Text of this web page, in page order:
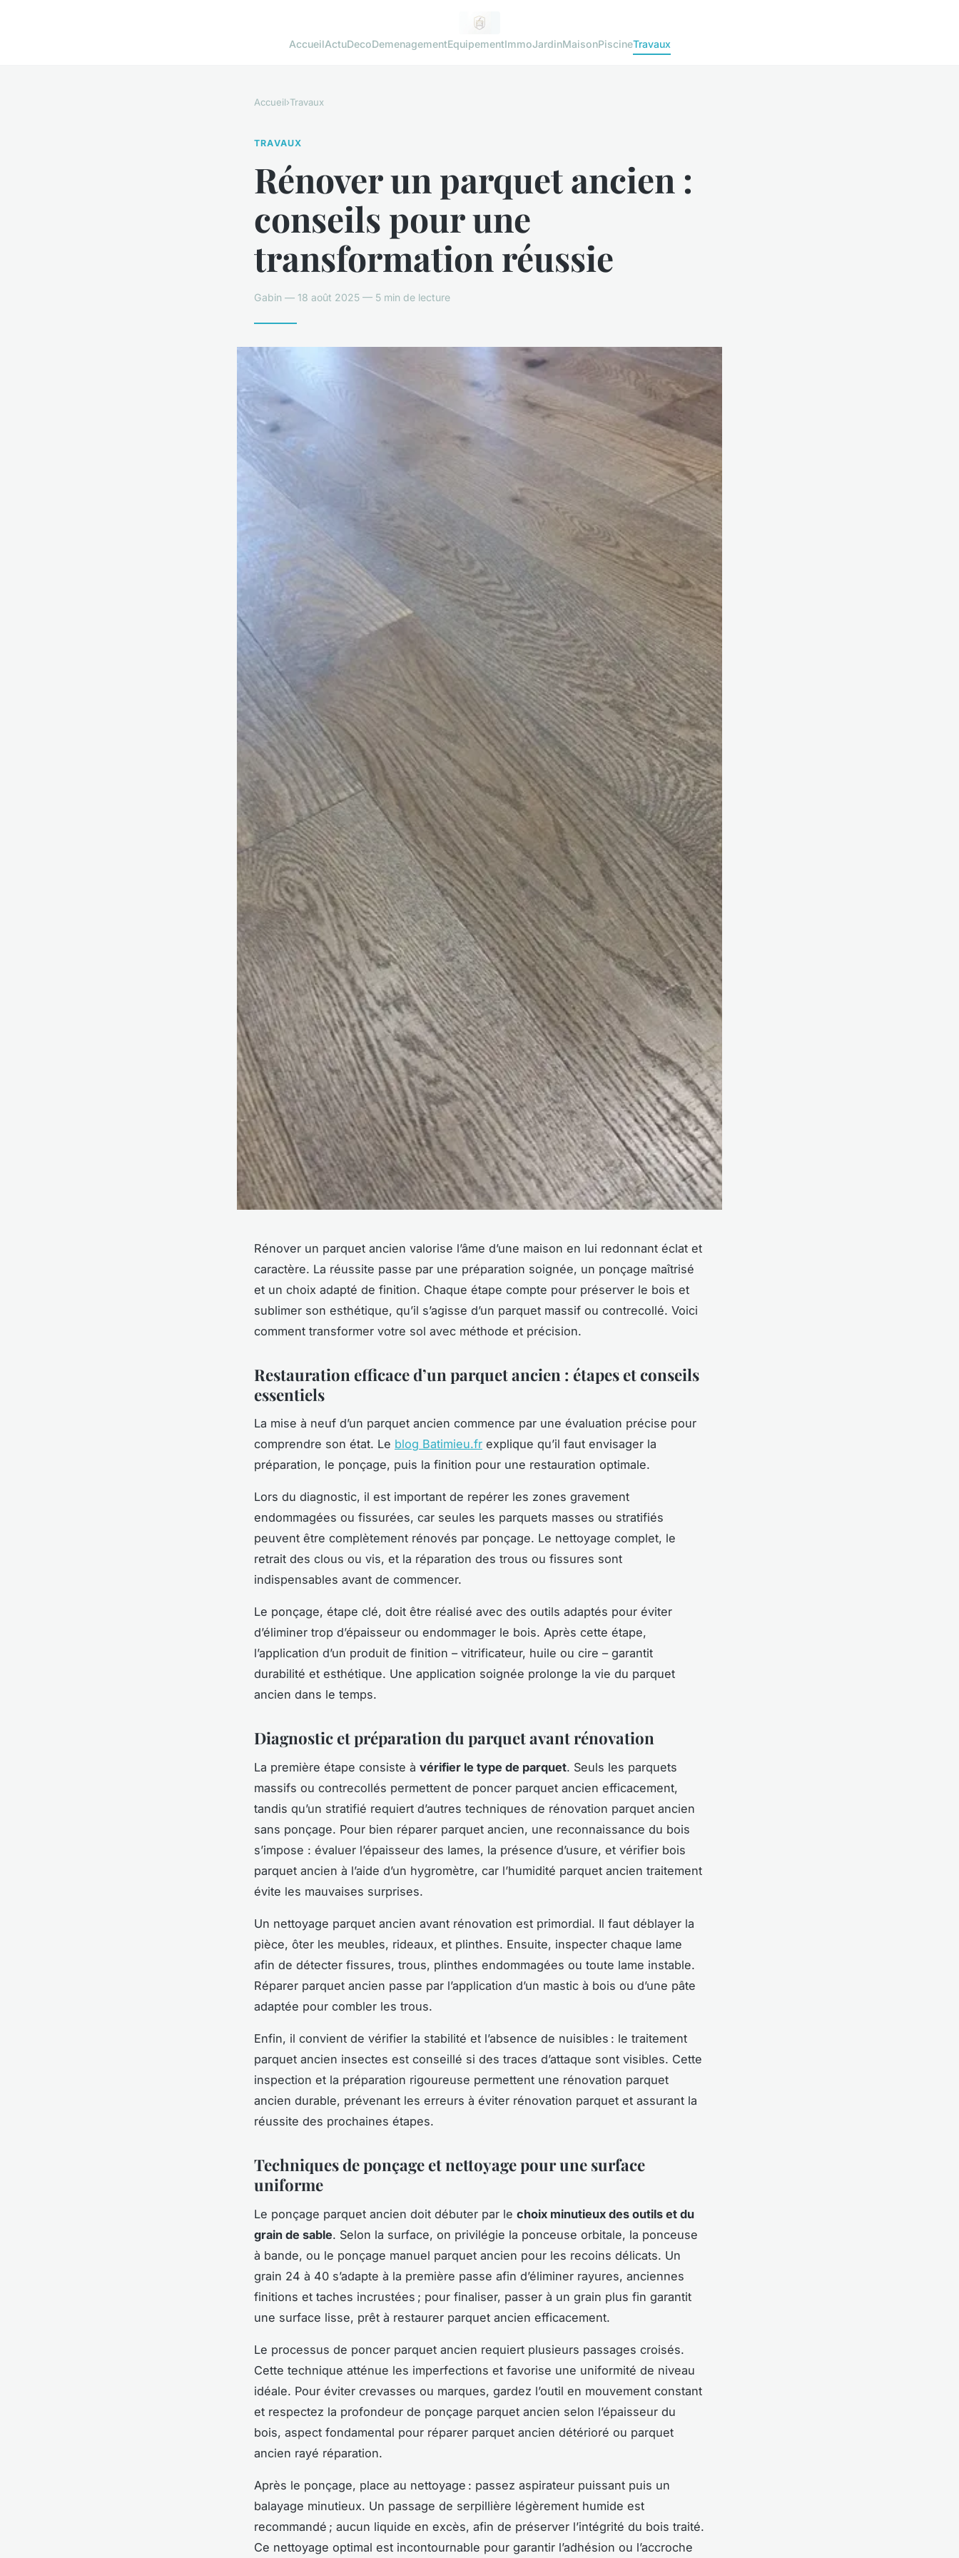
AccueilActuDecoDemenagementEquipementImmoJardinMaisonPiscineTravaux
Accueil›Travaux
TRAVAUX
Rénover un parquet ancien :
conseils pour une
transformation réussie
Gabin — 18 août 2025 — 5 min de lecture
Rénover un parquet ancien valorise l’âme d’une maison en lui redonnant éclat et
caractère. La réussite passe par une préparation soignée, un ponçage maîtrisé
et un choix adapté de finition. Chaque étape compte pour préserver le bois et
sublimer son esthétique, qu’il s’agisse d’un parquet massif ou contrecollé. Voici
comment transformer votre sol avec méthode et précision.
Restauration efficace d’un parquet ancien : étapes et conseils
essentiels
La mise à neuf d’un parquet ancien commence par une évaluation précise pour
comprendre son état. Le blog Batimieu.fr explique qu’il faut envisager la
préparation, le ponçage, puis la finition pour une restauration optimale.
Lors du diagnostic, il est important de repérer les zones gravement
endommagées ou fissurées, car seules les parquets masses ou stratifiés
peuvent être complètement rénovés par ponçage. Le nettoyage complet, le
retrait des clous ou vis, et la réparation des trous ou fissures sont
indispensables avant de commencer.
Le ponçage, étape clé, doit être réalisé avec des outils adaptés pour éviter
d’éliminer trop d’épaisseur ou endommager le bois. Après cette étape,
l’application d’un produit de finition – vitrificateur, huile ou cire – garantit
durabilité et esthétique. Une application soignée prolonge la vie du parquet
ancien dans le temps.
Diagnostic et préparation du parquet avant rénovation
La première étape consiste à vérifier le type de parquet. Seuls les parquets
massifs ou contrecollés permettent de poncer parquet ancien efficacement,
tandis qu’un stratifié requiert d’autres techniques de rénovation parquet ancien
sans ponçage. Pour bien réparer parquet ancien, une reconnaissance du bois
s’impose : évaluer l’épaisseur des lames, la présence d’usure, et vérifier bois
parquet ancien à l’aide d’un hygromètre, car l’humidité parquet ancien traitement
évite les mauvaises surprises.
Un nettoyage parquet ancien avant rénovation est primordial. Il faut déblayer la
pièce, ôter les meubles, rideaux, et plinthes. Ensuite, inspecter chaque lame
afin de détecter fissures, trous, plinthes endommagées ou toute lame instable.
Réparer parquet ancien passe par l’application d’un mastic à bois ou d’une pâte
adaptée pour combler les trous.
Enfin, il convient de vérifier la stabilité et l’absence de nuisibles : le traitement
parquet ancien insectes est conseillé si des traces d’attaque sont visibles. Cette
inspection et la préparation rigoureuse permettent une rénovation parquet
ancien durable, prévenant les erreurs à éviter rénovation parquet et assurant la
réussite des prochaines étapes.
Techniques de ponçage et nettoyage pour une surface
uniforme
Le ponçage parquet ancien doit débuter par le choix minutieux des outils et du
grain de sable. Selon la surface, on privilégie la ponceuse orbitale, la ponceuse
à bande, ou le ponçage manuel parquet ancien pour les recoins délicats. Un
grain 24 à 40 s’adapte à la première passe afin d’éliminer rayures, anciennes
finitions et taches incrustées ; pour finaliser, passer à un grain plus fin garantit
une surface lisse, prêt à restaurer parquet ancien efficacement.
Le processus de poncer parquet ancien requiert plusieurs passages croisés.
Cette technique atténue les imperfections et favorise une uniformité de niveau
idéale. Pour éviter crevasses ou marques, gardez l’outil en mouvement constant
et respectez la profondeur de ponçage parquet ancien selon l’épaisseur du
bois, aspect fondamental pour réparer parquet ancien détérioré ou parquet
ancien rayé réparation.
Après le ponçage, place au nettoyage : passez aspirateur puissant puis un
balayage minutieux. Un passage de serpillière légèrement humide est
recommandé ; aucun liquide en excès, afin de préserver l’intégrité du bois traité.
Ce nettoyage optimal est incontournable pour garantir l’adhésion ou l’accroche